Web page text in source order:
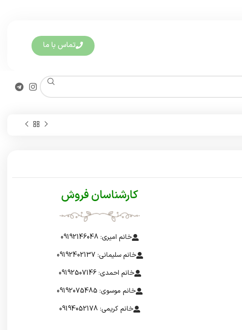
تماس با ما
کارشناسان فروش
خانم امیری: 09192146048
خانم سلیمانی: 09192402137
خانم احمدی: 09192507146
خانم موسوی: 09192075485
خانم کریمی: 09194052178